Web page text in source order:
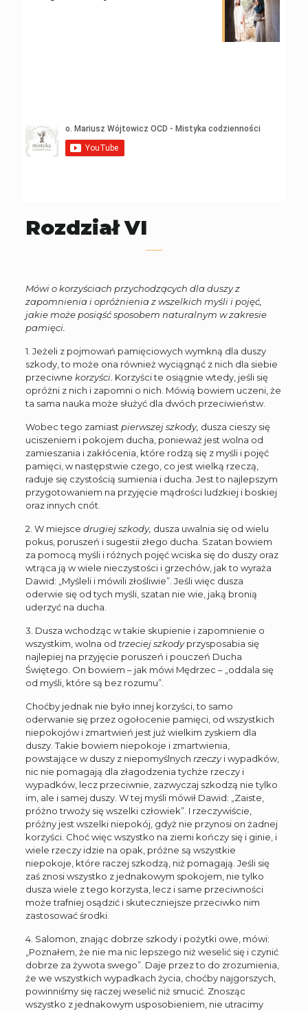
Rozdział VI
Mówi o korzyściach przychodzących dla duszy z
zapomnienia i opróżnienia z wszelkich myśli i pojęć,
jakie może posiąść sposobem naturalnym w zakresie
pamięci.
1. Jeżeli z pojmowań pamięciowych wymkną dla duszy
szkody, to może ona również wyciągnąć z nich dla siebie
przeciwne korzyści. Korzyści te osiągnie wtedy, jeśli się
opróżni z nich i zapomni o nich. Mówią bowiem uczeni, że
ta sama nauka może służyć dla dwóch przeciwieństw.
Wobec tego zamiast pierwszej szkody, dusza cieszy się
uciszeniem i pokojem ducha, ponieważ jest wolna od
zamieszania i zakłócenia, które rodzą się z myśli i pojęć
pamięci, w następstwie czego, co jest wielką rzeczą,
raduje się czystością sumienia i ducha. Jest to najlepszym
przygotowaniem na przyjęcie mądrości ludzkiej i boskiej
oraz innych cnót.
2. W miejsce drugiej szkody, dusza uwalnia się od wielu
pokus, poruszeń i sugestii złego ducha. Szatan bowiem
za pomocą myśli i różnych pojęć wciska się do duszy oraz
wtrąca ją w wiele nieczystości i grzechów, jak to wyraża
Dawid: „Myśleli i mówili złośliwie”. Jeśli więc dusza
oderwie się od tych myśli, szatan nie wie, jaką bronią
uderzyć na ducha.
3. Dusza wchodząc w takie skupienie i zapomnienie o
wszystkim, wolna od trzeciej szkodyprzysposabia się
najlepiej na przyjęcie poruszeń i pouczeń Ducha
Świętego. On bowiem – jak mówi Mędrzec – „oddala się
od myśli, które są bez rozumu”.
Choćby jednak nie było innej korzyści, to samo
oderwanie się przez ogołocenie pamięci, od wszystkich
niepokojów i zmartwień jest już wielkim zyskiem dla
duszy. Takie bowiem niepokoje i zmartwienia,
powstające w duszy z niepomyślnych rzeczyi wypadków,
nic nie pomagają dla złagodzenia tychże rzeczy i
wypadków, lecz przeciwnie, zazwyczaj szkodzą nie tylko
im, ale i samej duszy. W tej myśli mówił Dawid: „Zaiste,
próżno trwoży się wszelki człowiek”. I rzeczywiście,
próżny jest wszelki niepokój, gdyż nie przynosi on żadnej
korzyści. Choć więc wszystko na ziemi kończy się i ginie, i
wiele rzeczy idzie na opak, próżne są wszystkie
niepokoje, które raczej szkodzą, niż pomagają. Jeśli się
zaś znosi wszystko z jednakowym spokojem, nie tylko
dusza wiele z tego korzysta, lecz i same przeciwności
może trafniej osądzić i skuteczniejsze przeciwko nim
zastosować środki.
4. Salomon, znając dobrze szkody i pożytki owe, mówi:
„Poznałem, że nie ma nic lepszego niż weselić się i czynić
dobrze za żywota swego”. Daje przez to do zrozumienia,
że we wszystkich wypadkach życia, choćby najgorszych,
powinniśmy się raczej weselić niż smucić. Znosząc
wszystko z jednakowym usposobieniem, nie utracimy